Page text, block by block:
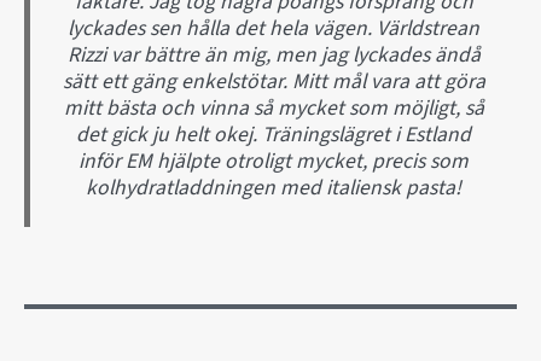
lyckades sen hålla det hela vägen. Världstrean
Rizzi var bättre än mig, men jag lyckades ändå
sätt ett gäng enkelstötar. Mitt mål vara att göra
mitt bästa och vinna så mycket som möjligt, så
det gick ju helt okej. Träningslägret i Estland
inför EM hjälpte otroligt mycket, precis som
kolhydratladdningen med italiensk pasta!